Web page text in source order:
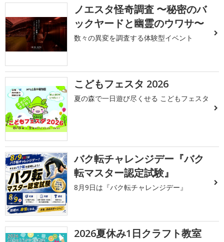
ノエスタ怪奇調査 〜秘密のバ
ックヤードと幽霊のウワサ〜
数々の異変を調査する体験型イベント
こどもフェスタ 2026
夏の森で一日遊び尽くせる こどもフェスタ
バク転チャレンジデー『バク
転マスター認定試験』
8月9日は『バク転チャレンジデー』
2026夏休み1日クラフト教室